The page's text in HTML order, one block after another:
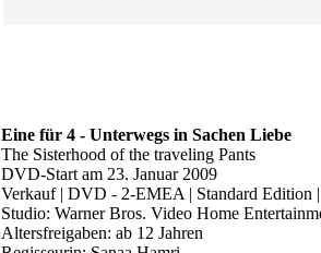
Eine für 4 - Unterwegs in Sachen Liebe
The Sisterhood of the traveling Pants
DVD-Start am 23. Januar 2009
Verkauf | DVD - 2-EMEA | Standard Edition
Studio: Warner Bros. Video Home
Altersfreigaben: ab 12 Jahren